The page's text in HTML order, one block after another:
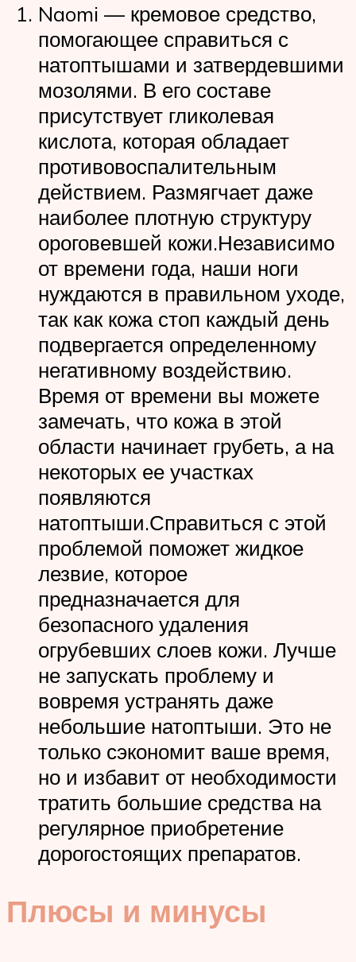
Naomi — кремовое средство,
помогающее справиться с
натоптышами и затвердевшими
мозолями. В его составе
присутствует гликолевая
кислота, которая обладает
противовоспалительным
действием. Размягчает даже
наиболее плотную структуру
ороговевшей кожи.Независимо
от времени года, наши ноги
нуждаются в правильном уходе,
так как кожа стоп каждый день
подвергается определенному
негативному воздействию.
Время от времени вы можете
замечать, что кожа в этой
области начинает грубеть, а на
некоторых ее участках
появляются
натоптыши.Справиться с этой
проблемой поможет жидкое
лезвие, которое
предназначается для
безопасного удаления
огрубевших слоев кожи. Лучше
не запускать проблему и
вовремя устранять даже
небольшие натоптыши. Это не
только сэкономит ваше время,
но и избавит от необходимости
тратить большие средства на
регулярное приобретение
дорогостоящих препаратов.
Плюсы и минусы